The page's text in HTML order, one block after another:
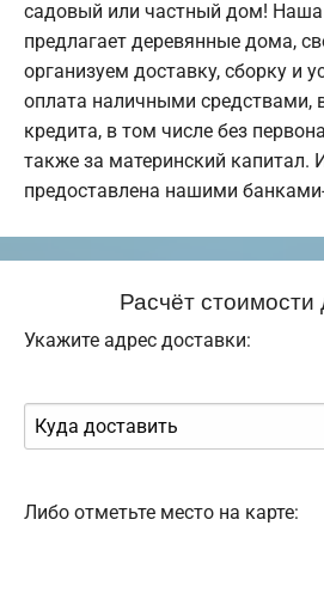
садовый или частный дом!
предлагает деревянные дома,
организуем доставку, сборку и
оплата наличными средствами,
кредита, в том числе без
также за материнский капитал.
предоставлена нашими
Расчёт стоимости
Укажите адрес доставки:
Либо отметьте место на карте: